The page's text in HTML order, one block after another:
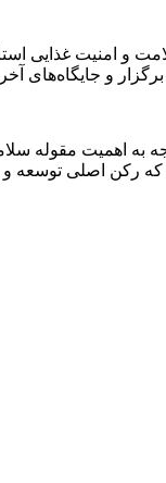
و جایگاه‌های
به اهمیت مقوله
رکن اصلی توسعه